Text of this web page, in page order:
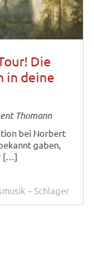
Die
in deine
Thomann
bei Norbert
gaben,
[…]
Schlager